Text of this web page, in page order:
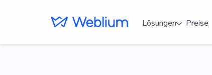
Lösungen Preise